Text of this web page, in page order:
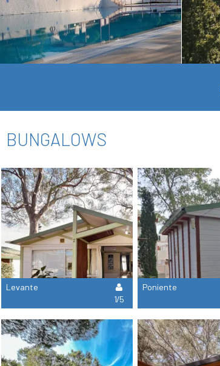
BUNGALOWS
Levante
1/5
Poniente